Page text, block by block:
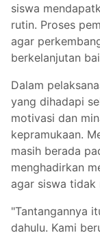
siswa
rutin. Proses
agar
berkelanjutan
Dalam
yang dihadapi
motivasi dan
kepramukaan.
masih berada
menghadirkan
agar siswa tidak
"Tantangannya
dahulu. Kami